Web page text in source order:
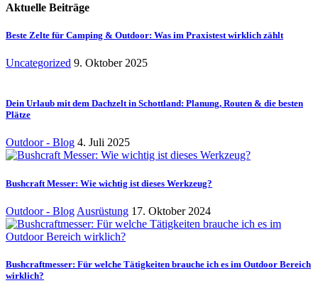
Aktuelle Beiträge
Beste Zelte für Camping & Outdoor: Was im Praxistest wirklich zählt
Uncategorized 9. Oktober 2025
Dein Urlaub mit dem Dachzelt in Schottland: Planung, Routen & die besten
Plätze
Outdoor - Blog 4. Juli 2025
Bushcraft Messer: Wie wichtig ist dieses Werkzeug?
Outdoor - Blog Ausrüstung 17. Oktober 2024
Bushcraftmesser: Für welche Tätigkeiten brauche ich es im Outdoor Bereich
wirklich?